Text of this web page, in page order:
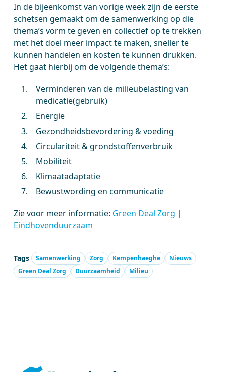
In de bijeenkomst van vorige week zijn de eerste
schetsen gemaakt om de samenwerking op die
thema’s vorm te geven en collectief op te trekken
met het doel meer impact te maken, sneller te
kunnen handelen en kosten te kunnen drukken.
Het gaat hierbij om de volgende thema’s:
Verminderen van de milieubelasting van
medicatie(gebruik)
Energie
Gezondheidsbevordering & voeding
Circulariteit & grondstoffenverbruik
Mobiliteit
Klimaatadaptatie
Bewustwording en communicatie
Zie voor meer informatie: Green Deal Zorg |
Eindhovenduurzaam
Tags Samenwerking Zorg Kempenhaeghe
Nieuws
Green Deal Zorg
Duurzaamheid Milieu